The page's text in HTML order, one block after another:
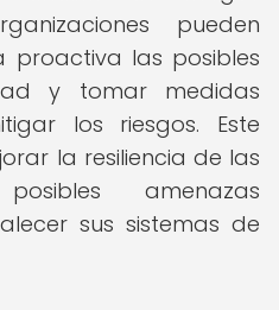
pueden
proactiva las posibles
y tomar medidas
los riesgos. Este
la resiliencia de las
amenazas
sus sistemas de